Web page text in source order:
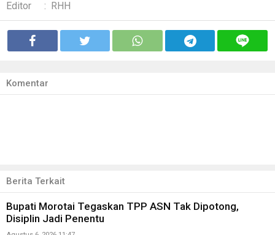
Editor
: RHH
Komentar
Berita Terkait
Bupati Morotai Tegaskan TPP ASN Tak Dipotong,
Disiplin Jadi Penentu